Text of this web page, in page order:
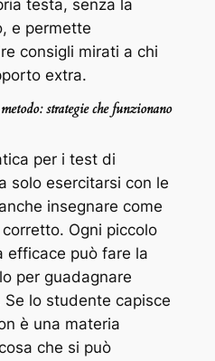
testa, senza la
e permette
consigli mirati a chi
extra.
strategie che funzionano
per i test di
solo esercitarsi con le
insegnare come
Ogni piccolo
efficace può fare la
per guadagnare
lo studente capisce
è una materia
che si può